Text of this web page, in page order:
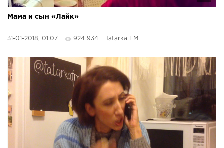
Мама и сын «Лайк»
31-01-2018, 01:07 924 934 Tatarka FM